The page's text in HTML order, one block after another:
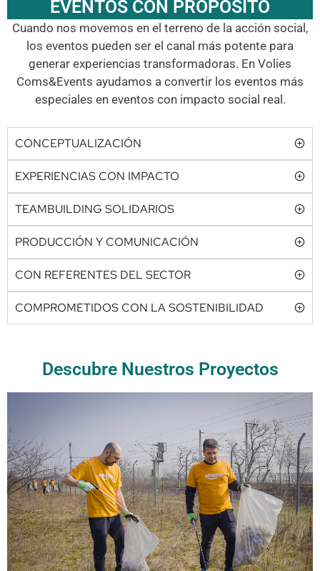
EVENTOS CON PROPÓSITO
Cuando nos movemos en el terreno de la acción social,
los eventos pueden ser el canal más potente para
generar experiencias transformadoras. En Volies
Coms&Events ayudamos a convertir los eventos más
especiales en eventos con impacto social real.
CONCEPTUALIZACIÓN
EXPERIENCIAS CON IMPACTO
TEAMBUILDING SOLIDARIOS
PRODUCCIÓN Y COMUNICACIÓN
CON REFERENTES DEL SECTOR
COMPROMETIDOS CON LA SOSTENIBILIDAD
Descubre Nuestros Proyectos
Estrategia de Comunicación
Comunicación de Programas
de Voluntariado Corporativo
VER PROYECTO